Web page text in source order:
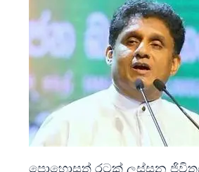
පොහොසත් රටක් ලස්සන